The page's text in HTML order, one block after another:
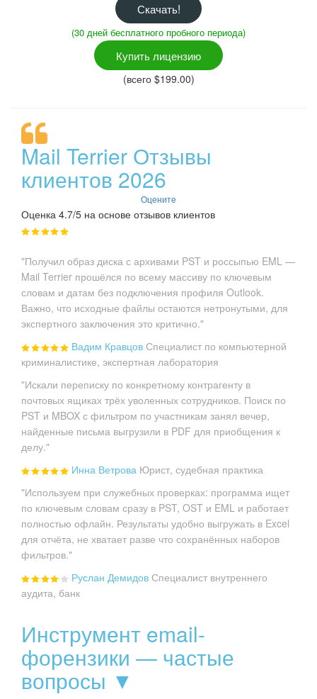
Скачать!
(30 дней бесплатного пробного периода)
Купить лицензию
(всего $199.00)
Mail Terrier Отзывы
клиентов 2026
Оцените
Оценка 4.7/5 на основе отзывов клиентов
"Получил образ диска с архивами PST и россыпью EML —
Mail Terrier прошёлся по всему массиву по ключевым
словам и датам без подключения профиля Outlook.
Важно, что исходные файлы остаются нетронутыми, для
экспертного заключения это критично."
Вадим Кравцов Специалист по компьютерной
криминалистике, экспертная лаборатория
"Искали переписку по конкретному контрагенту в
почтовых ящиках трёх уволенных сотрудников. Поиск по
PST и MBOX с фильтром по участникам занял вечер,
найденные письма выгрузили в PDF для приобщения к
делу."
Инна Ветрова Юрист, судебная практика
"Используем при служебных проверках: программа ищет
по ключевым словам сразу в PST, OST и EML и работает
полностью офлайн. Результаты удобно выгружать в Excel
для отчёта, не хватает разве что сохранённых наборов
фильтров."
Руслан Демидов Специалист внутреннего
аудита, банк
Инструмент email-
форензики — частые
вопросы ▼